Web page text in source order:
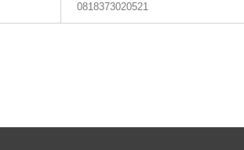
0818373020521